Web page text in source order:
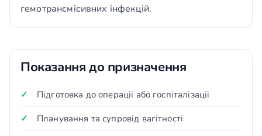
гемотрансмісивних інфекцій.
Показання до призначення
Підготовка до операції або госпіталізації
Планування та супровід вагітності